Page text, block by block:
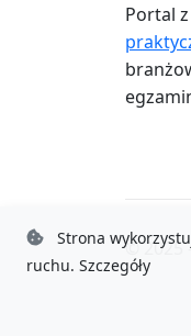
Portal
© 2025
Strona
ruchu. Szczegóły